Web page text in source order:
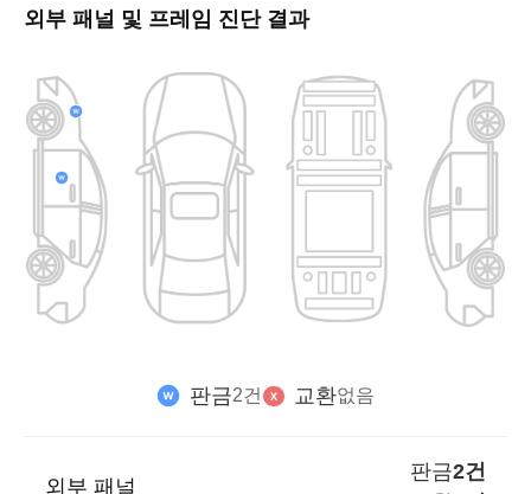
외부 패널 및 프레임 진단 결과
판금2건 교환없음
외부 패널
판금2건